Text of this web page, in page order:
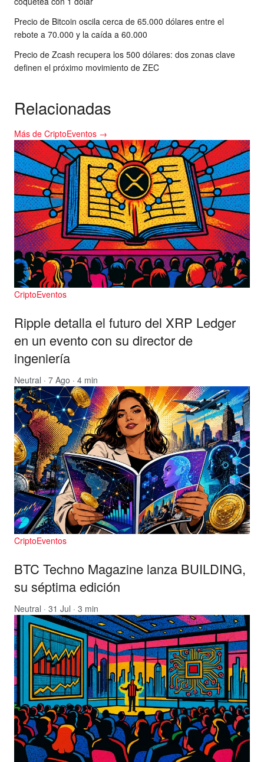
Precio de Bitcoin oscila cerca de 65.000 dólares entre el
rebote a 70.000 y la caída a 60.000
Precio de Zcash recupera los 500 dólares: dos zonas clave
definen el próximo movimiento de ZEC
Relacionadas
Más de CriptoEventos →
CriptoEventos
Ripple detalla el futuro del XRP Ledger
en un evento con su director de
ingeniería
Neutral · 7 Ago · 4 min
CriptoEventos
BTC Techno Magazine lanza BUILDING,
su séptima edición
Neutral · 31 Jul · 3 min